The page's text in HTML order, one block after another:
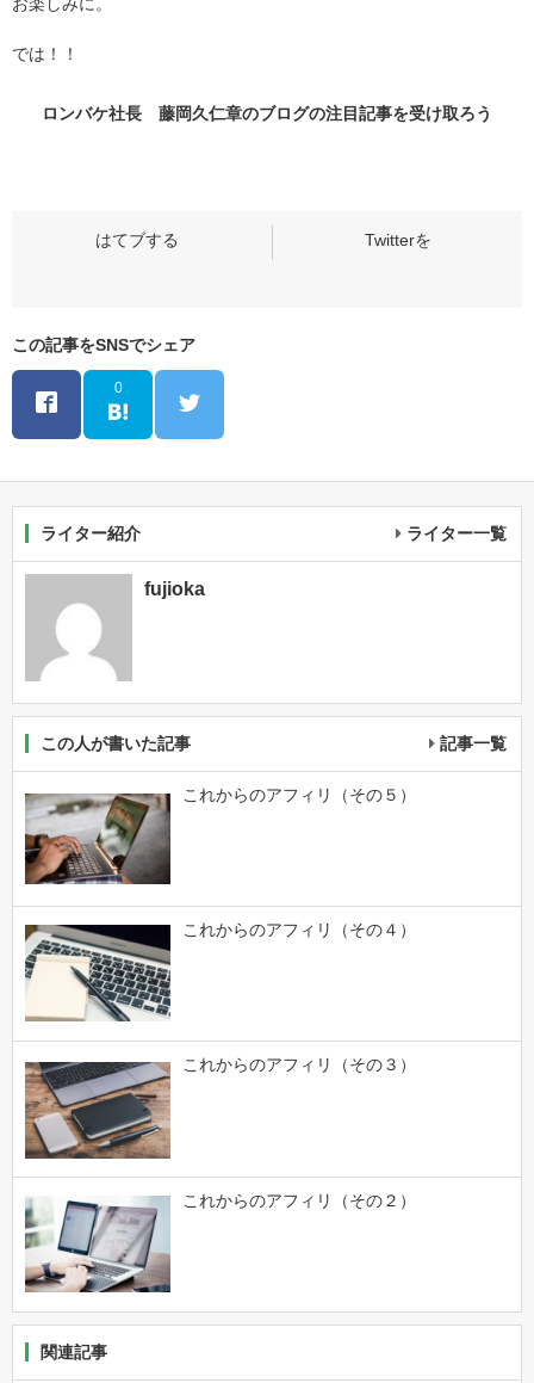
では！！
ロンバケ社長 藤岡久仁章のブログの注目記事を受け取ろう
この記事をSNSでシェア
0
ライター紹介 ライター一覧
fujioka
この人が書いた記事 記事一覧
これからのアフィリ（その５）
これからのアフィリ（その４）
これからのアフィリ（その３）
これからのアフィリ（その２）
関連記事